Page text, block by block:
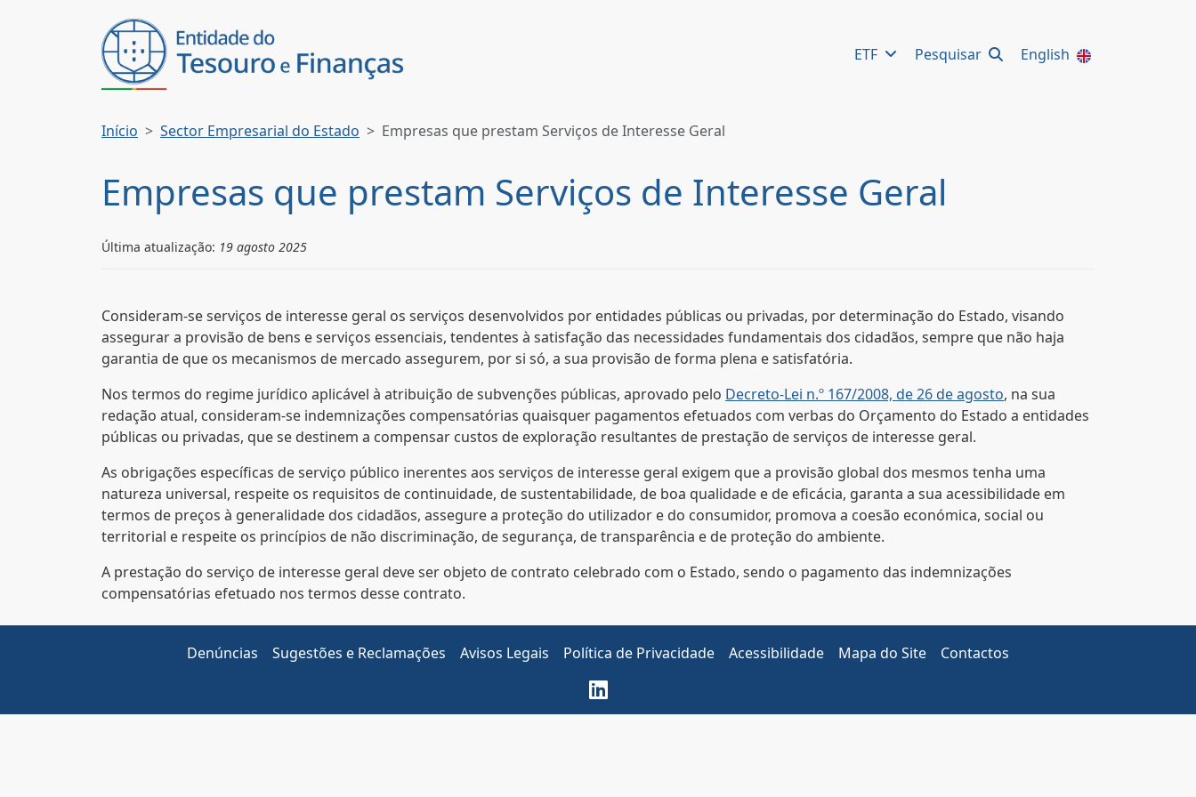
ETF Pesquisar English
Início Sector Empresarial do Estado Empresas que prestam Serviços de Interesse Geral
Empresas que prestam Serviços de Interesse Geral
Última atualização: 19 agosto 2025
Consideram-se serviços de interesse geral os serviços desenvolvidos por entidades públicas ou privadas, por determinação do Estado, visando
assegurar a provisão de bens e serviços essenciais, tendentes à satisfação das necessidades fundamentais dos cidadãos, sempre que não haja
garantia de que os mecanismos de mercado assegurem, por si só, a sua provisão de forma plena e satisfatória.
Nos termos do regime jurídico aplicável à atribuição de subvenções públicas, aprovado pelo Decreto-Lei n.º 167/2008, de 26 de agosto, na sua
redação atual, consideram-se indemnizações compensatórias quaisquer pagamentos efetuados com verbas do Orçamento do Estado a entidades
públicas ou privadas, que se destinem a compensar custos de exploração resultantes de prestação de serviços de interesse geral.
As obrigações específicas de serviço público inerentes aos serviços de interesse geral exigem que a provisão global dos mesmos tenha uma
natureza universal, respeite os requisitos de continuidade, de sustentabilidade, de boa qualidade e de eficácia, garanta a sua acessibilidade em
termos de preços à generalidade dos cidadãos, assegure a proteção do utilizador e do consumidor, promova a coesão económica, social ou
territorial e respeite os princípios de não discriminação, de segurança, de transparência e de proteção do ambiente.
A prestação do serviço de interesse geral deve ser objeto de contrato celebrado com o Estado, sendo o pagamento das indemnizações
compensatórias efetuado nos termos desse contrato.
Denúncias Sugestões e Reclamações Avisos Legais Política de Privacidade Acessibilidade Mapa do Site Contactos